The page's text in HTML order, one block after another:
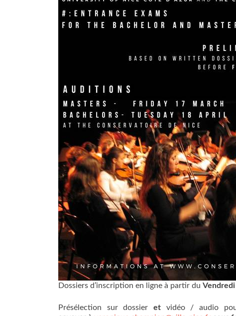
Dossiers d’inscription en ligne à partir du
Présélection sur dossier et vidéo / audio